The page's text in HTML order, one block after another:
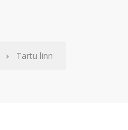
Tartu linn